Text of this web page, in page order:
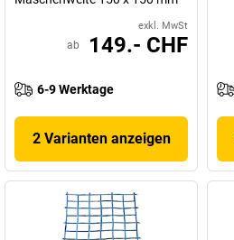
exkl. MwSt
ab 149.- CHF
6-9 Werktage
2 Varianten anzeigen